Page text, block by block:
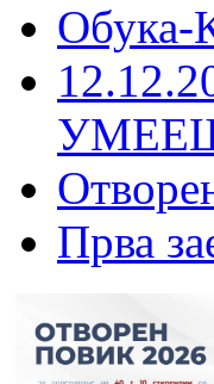
Обука-
Прва